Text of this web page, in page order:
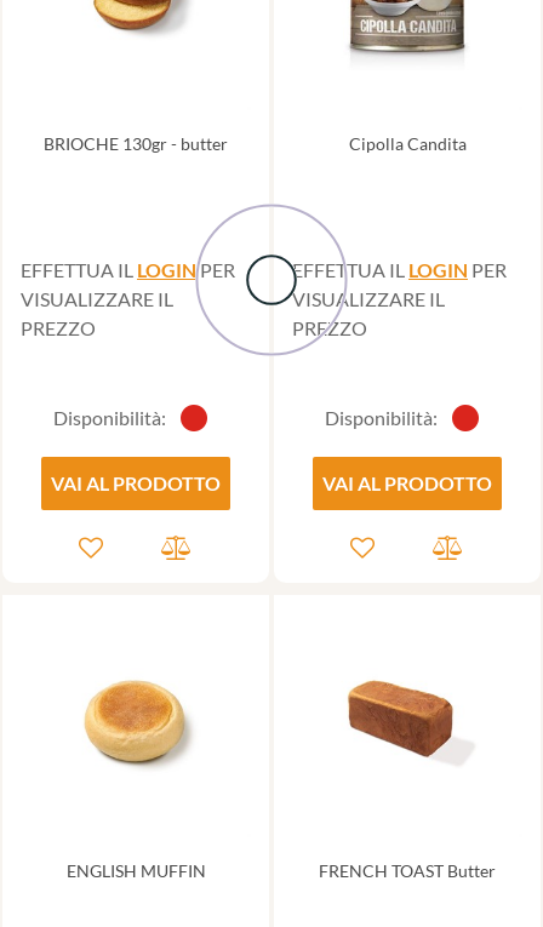
BRIOCHE 130gr - butter
EFFETTUA IL LOGINPER
VISUALIZZARE IL
PREZZO
Disponibilità:
VAI AL PRODOTTO
Cipolla Candita
EFFETTUA IL LOGIN PER
VISUALIZZARE IL
PREZZO
Disponibilità:
VAI AL PRODOTTO
ENGLISH MUFFIN FRENCH TOAST Butter